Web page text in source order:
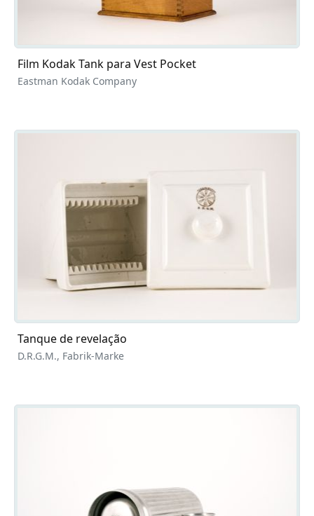
Film Kodak Tank para Vest Pocket
Eastman Kodak Company
Tanque de revelação
D.R.G.M., Fabrik-Marke